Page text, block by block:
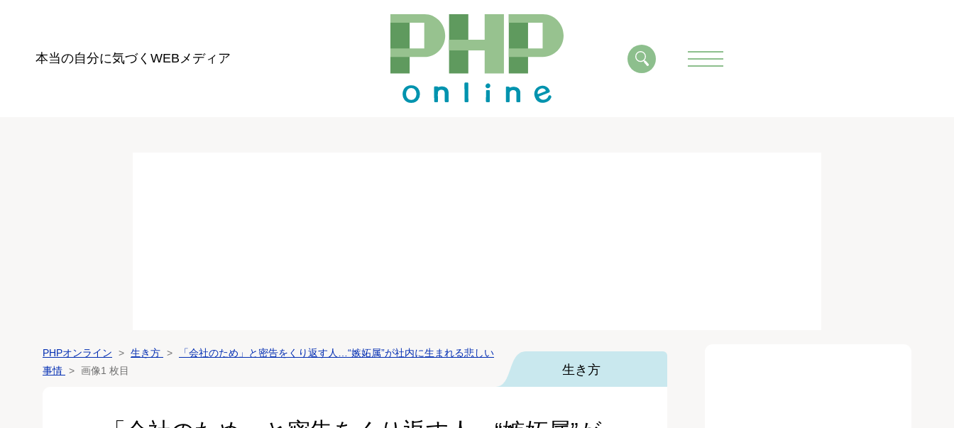
本当の自分に気づく WEBメディア
PHPオンライン 生き方
「会社のため」と密告をくり返す人…“嫉妬属”が社内に生まれる悲しい
事情
画像1 枚目 生き方